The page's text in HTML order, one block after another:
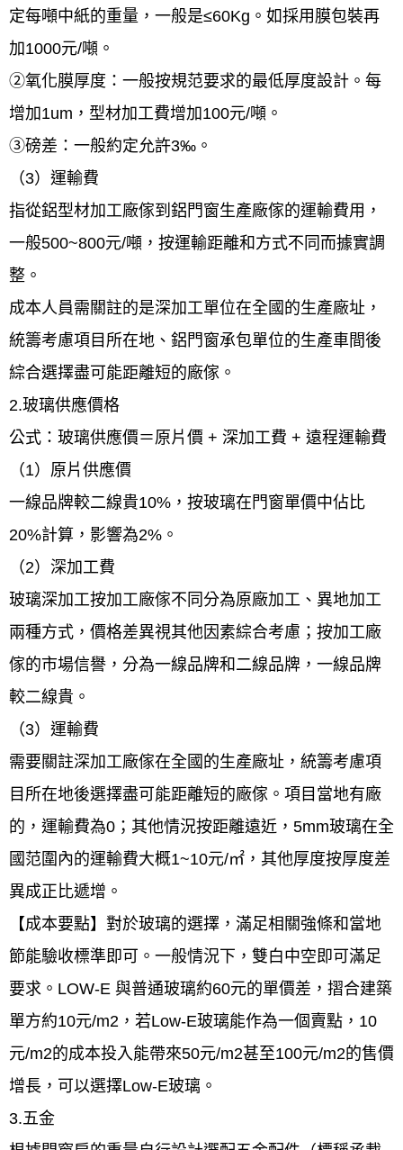
定每噸中紙的重量，一般是≤60Kg。如採用膜包裝再
加1000元/噸。
②氧化膜厚度：一般按規范要求的最低厚度設計。每
增加1um，型材加工費增加100元/噸。
③磅差：一般約定允許3‰。
（3）運輸費
指從鋁型材加工廠傢到鋁門窗生產廠傢的運輸費用，
一般500~800元/噸，按運輸距離和方式不同而據實調
整。
成本人員需關註的是深加工單位在全國的生產廠址，
統籌考慮項目所在地、鋁門窗承包單位的生產車間後
綜合選擇盡可能距離短的廠傢。
2.玻璃供應價格
公式：玻璃供應價＝原片價 + 深加工費 + 遠程運輸費
（1）原片供應價
一線品牌較二線貴10%，按玻璃在門窗單價中佔比
20%計算，影響為2%。
（2）深加工費
玻璃深加工按加工廠傢不同分為原廠加工、異地加工
兩種方式，價格差異視其他因素綜合考慮；按加工廠
傢的市場信譽，分為一線品牌和二線品牌，一線品牌
較二線貴。
（3）運輸費
需要關註深加工廠傢在全國的生產廠址，統籌考慮項
目所在地後選擇盡可能距離短的廠傢。項目當地有廠
的，運輸費為0；其他情況按距離遠近，5mm玻璃在全
國范圍內的運輸費大概1~10元/㎡，其他厚度按厚度差
異成正比遞增。
【成本要點】對於玻璃的選擇，滿足相關強條和當地
節能驗收標準即可。一般情況下，雙白中空即可滿足
要求。LOW-E 與普通玻璃約60元的單價差，摺合建築
單方約10元/m2，若Low-E玻璃能作為一個賣點，10
元/m2的成本投入能帶來50元/m2甚至100元/m2的售價
增長，可以選擇Low-E玻璃。
3.五金